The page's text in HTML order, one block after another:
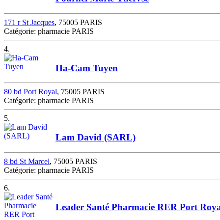
171 r St Jacques, 75005 PARIS
Catégorie: pharmacie PARIS
4.
Ha-Cam Tuyen
80 bd Port Royal, 75005 PARIS
Catégorie: pharmacie PARIS
5.
Lam David (SARL)
8 bd St Marcel, 75005 PARIS
Catégorie: pharmacie PARIS
6.
Leader Santé Pharmacie RER Port